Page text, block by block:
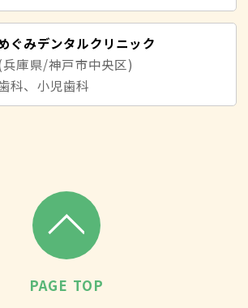
ぐみデンタルクリニック
庫県/神戸市中央区)
科、小児歯科
PAGE TOP